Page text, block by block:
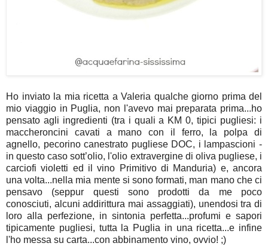
Ho inviato la mia ricetta a Valeria qualche giorno prima del
mio viaggio in Puglia, non l'avevo mai preparata prima...ho
pensato agli ingredienti (tra i quali a KM 0, tipici pugliesi: i
maccheroncini cavati a mano con il ferro, la polpa di
agnello, pecorino canestrato pugliese DOC, i lampascioni -
in questo caso sott’olio, l'olio extravergine di oliva pugliese, i
carciofi violetti ed il vino Primitivo di Manduria) e, ancora
una volta...nella mia mente si sono formati, man mano che ci
pensavo (seppur questi sono prodotti da me poco
conosciuti, alcuni addirittura mai assaggiati), unendosi tra di
loro alla perfezione, in sintonia perfetta...profumi e sapori
tipicamente pugliesi, tutta la Puglia in una ricetta...e infine
l'ho messa su carta...con abbinamento vino, ovvio! ;)